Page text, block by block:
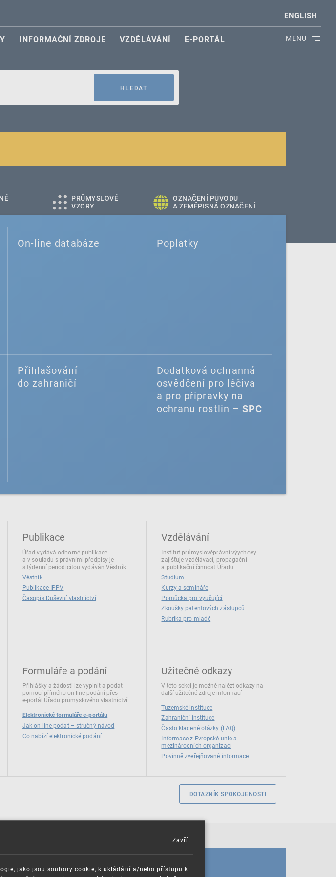
MENU
ENGLISH
INFORMAČNÍ ZDROJE VZDĚLÁVÁNÍ E-PORTÁL
HLEDAT
PRŮMYSLOVÉ
VZORY
OZNAČENÍ PŮVODU
A ZEMĚPISNÁ OZNAČENÍ
On-line databáze Poplatky
Přihlašování
do zahraničí
Dodatková ochranná
osvědčení pro léčiva
a pro přípravky na
ochranu rostlin – SPC
Publikace
Úřad vydává odborné publikace
a v souladu s právními předpisy je
s týdenní periodicitou vydáván Věstník
Věstník
Publikace IPPV
Časopis Duševní vlastnictví
Vzdělávání
Institut průmyslověprávní výychovy
zajišťuje vzdělávací, propagační
a publikační činnost Úřadu
Studium
Kurzy a semináře
Pomůcka pro vyučující
Zkoušky patentových zástupců
Rubrika pro mladé
Formuláře a podání
Přihlášky a žádosti lze vyplnit a podat
pomocí přímého on‑line podání přes
e‑portál Úřadu průmyslového vlastnictví
Elektronické formuláře e-portálu
Jak on-line podat – stručný návod
Co nabízí elektronické podání
Užitečné odkazy
V této sekci je možné nalézt odkazy na
další užitečné zdroje informací
Tuzemské instituce
Zahraniční instituce
Často kladené otázky (FAQ)
Informace z Evropské unie a
mezinárodních organizací
Povinně zveřejňované informace
DOTAZNÍK SPOKOJENOSTI
KALENDÁŘ
jako jsou soubory cookie, k ukládání a/nebo přístupu k
Zavřít